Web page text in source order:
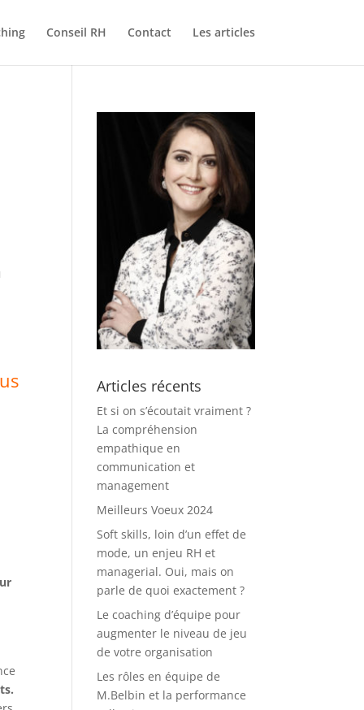
Conseil RH Contact Les articles
Articles récents
Et si on s’écoutait vraiment ?
La compréhension
empathique en
communication et
management
Meilleurs Voeux 2024
Soft skills, loin d’un effet de
mode, un enjeu RH et
managerial. Oui, mais on
parle de quoi exactement ?
Le coaching d’équipe pour
augmenter le niveau de jeu
de votre organisation
Les rôles en équipe de
M.Belbin et la performance